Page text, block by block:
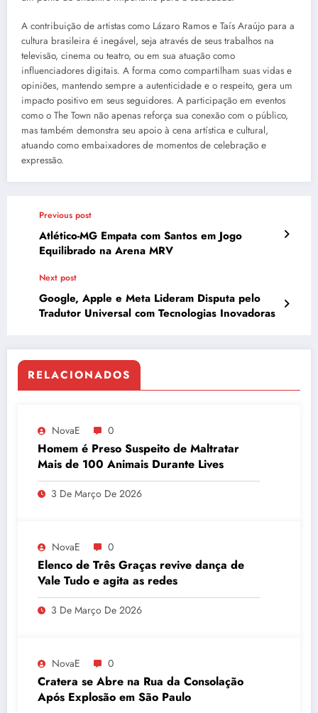
A contribuição de artistas como Lázaro Ramos e Taís Araújo para a
cultura brasileira é inegável, seja através de seus trabalhos na
televisão, cinema ou teatro, ou em sua atuação como
influenciadores digitais. A forma como compartilham suas vidas e
opiniões, mantendo sempre a autenticidade e o respeito, gera um
impacto positivo em seus seguidores. A participação em eventos
como o The Town não apenas reforça sua conexão com o público,
mas também demonstra seu apoio à cena artística e cultural,
atuando como embaixadores de momentos de celebração e
expressão.
Previous post
Atlético-MG Empata com Santos em Jogo
Equilibrado na Arena MRV
Next post
Google, Apple e Meta Lideram Disputa pelo
Tradutor Universal com Tecnologias Inovadoras
RELACIONADOS
NovaE 0
Homem é Preso Suspeito de Maltratar
Mais de 100 Animais Durante Lives
3 De Março De 2026
NovaE 0
Elenco de Três Graças revive dança de
Vale Tudo e agita as redes
3 De Março De 2026
NovaE 0
Cratera se Abre na Rua da Consolação
Após Explosão em São Paulo